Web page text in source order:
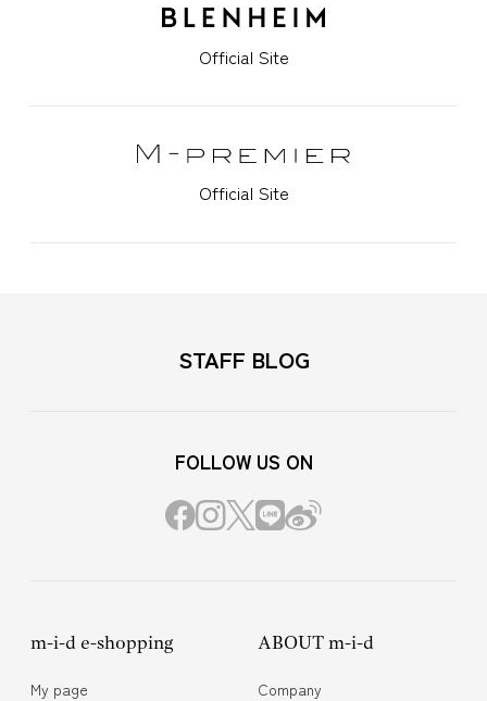
Official Site
Official Site
STAFF BLOG
FOLLOW US ON
m-i-d e-shopping
My page
ABOUT m-i-d
Company